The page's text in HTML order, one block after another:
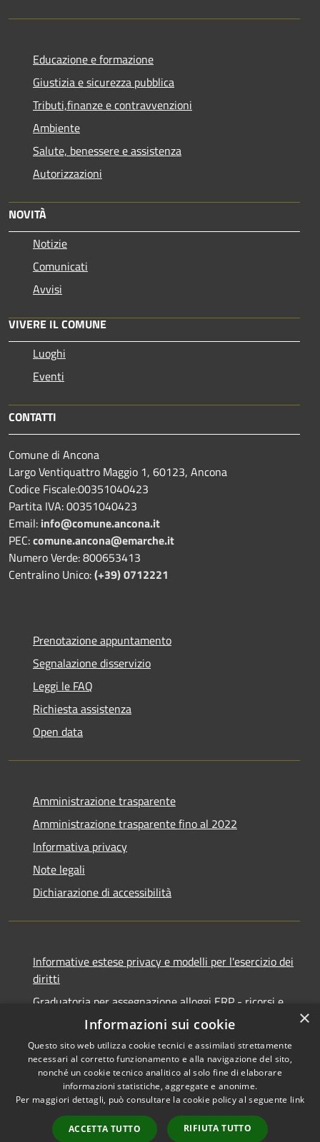
Educazione e formazione
Giustizia e sicurezza pubblica
Tributi,finanze e contravvenzioni
Ambiente
Salute, benessere e assistenza
Autorizzazioni
NOVITÀ
Notizie
Comunicati
Avvisi
VIVERE IL COMUNE
Luoghi
Eventi
CONTATTI
Comune di Ancona
Largo Ventiquattro Maggio 1, 60123, Ancona
Codice Fiscale:00351040423
Partita IVA: 00351040423
Email: info@comune.ancona.it
PEC:comune.ancona@emarche.it
Numero Verde: 800653413
Centralino Unico:(+39) 0712221
Prenotazione appuntamento
Segnalazione disservizio
Leggi le FAQ
Richiesta assistenza
Open data
Amministrazione trasparente
Amministrazione trasparente fino al 2022
Informativa privacy
Note legali
Dichiarazione di accessibilità
Informative estese privacy e modelli per l'esercizio dei
diritti
Graduatoria per assegnazione alloggi ERP - ricorsi e
Accessibilità
Copyright © 2026 • Comune di
Ancona • Powered by
Municipium•
Accesso
×
Informazioni sui cookie
Questo sito web utilizza cookie tecnici e assimilati strettamente
necessari al corretto funzionamento e alla navigazione del sito,
nonché un cookie tecnico analitico al solo fine di elaborare
informazioni statistiche, aggregate e anonime.
Per maggiori dettagli, può consultare la cookie policy al seguente link
ACCETTA TUTTO RIFIUTA TUTTO